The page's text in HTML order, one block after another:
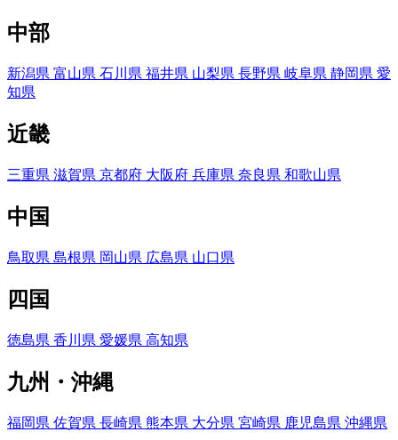
中部
新潟県 富山県 石川県 福井県 山梨県 長野県 岐阜県 静岡県 愛
知県
近畿
三重県 滋賀県 京都府 大阪府 兵庫県 奈良県 和歌山県
中国
鳥取県 島根県 岡山県 広島県 山口県
四国
徳島県 香川県 愛媛県 高知県
九州・沖縄
福岡県 佐賀県 長崎県 熊本県 大分県 宮崎県 鹿児島県 沖縄県